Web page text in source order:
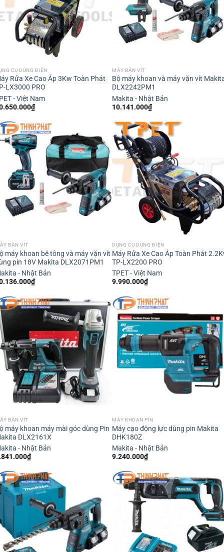
CỤ DÙNG ĐIỆN
Rửa Xe Cao Áp 3Kw Toàn Phát
LX3000 PRO
- Việt Nam
₫
MÁY BẮN VÍT
Bộ máy khoan và máy vặn vít
DLX2242PM1
Makita - Nhật Bản
10.141.000₫
BẮN VÍT
máy khoan bê tông và máy vặn vít
pin 18V Makita DLX2071PM1
- Nhật Bản
₫
DỤNG CỤ DÙNG ĐIỆN
Máy Rửa Xe Cao Áp Toàn Phát
TP-LX2200 PRO
TPET - Việt Nam
9.990.000₫
BẮN VÍT
máy khoan máy mài góc dùng Pin
DLX2161X
- Nhật Bản
₫
MÁY KHOAN PIN
Máy cạo động lực dùng pin Makita
DHK180Z
Makita - Nhật Bản
9.240.000₫